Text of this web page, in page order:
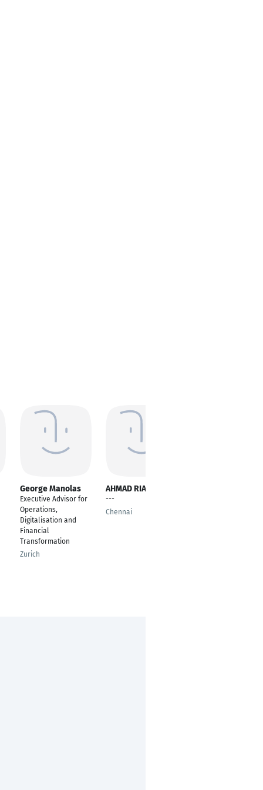
George Manolas
Executive Advisor for
Operations,
Digitalisation and
Financial
Transformation
Zurich
AHMAD RIAZUDDIN
---
Chennai